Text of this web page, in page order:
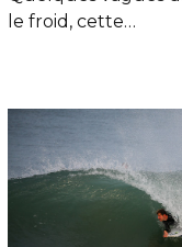
le froid, cette…